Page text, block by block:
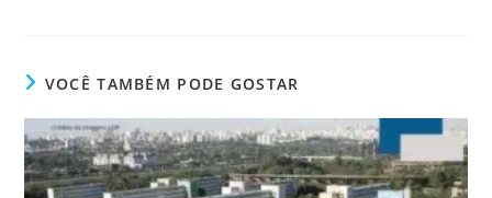
VOCÊ TAMBÉM PODE GOSTAR